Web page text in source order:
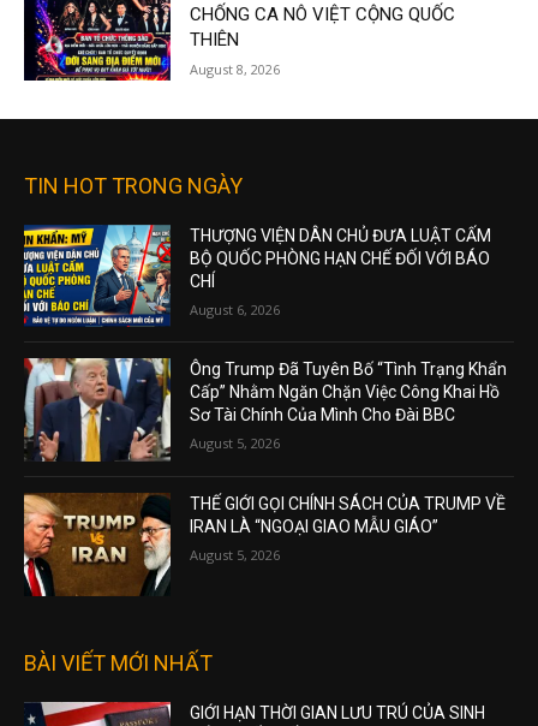
CHỐNG CA NÔ VIỆT CỘNG QUỐC
THIÊN
August 8, 2026
TIN HOT TRONG NGÀY
THƯỢNG VIỆN DÂN CHỦ ĐƯA LUẬT CẤM
BỘ QUỐC PHÒNG HẠN CHẾ ĐỐI VỚI BÁO
CHÍ
August 6, 2026
Ông Trump Đã Tuyên Bố “Tình Trạng Khẩn
Cấp” Nhằm Ngăn Chặn Việc Công Khai Hồ
Sơ Tài Chính Của Mình Cho Đài BBC
August 5, 2026
THẾ GIỚI GỌI CHÍNH SÁCH CỦA TRUMP VỀ
IRAN LÀ “NGOẠI GIAO MẪU GIÁO”
August 5, 2026
BÀI VIẾT MỚI NHẤT
GIỚI HẠN THỜI GIAN LƯU TRÚ CỦA SINH